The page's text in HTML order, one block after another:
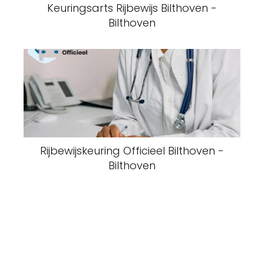
Keuringsarts Rijbewijs Bilthoven -
Bilthoven
Rijbewijskeuring Officieel Bilthoven -
Bilthoven